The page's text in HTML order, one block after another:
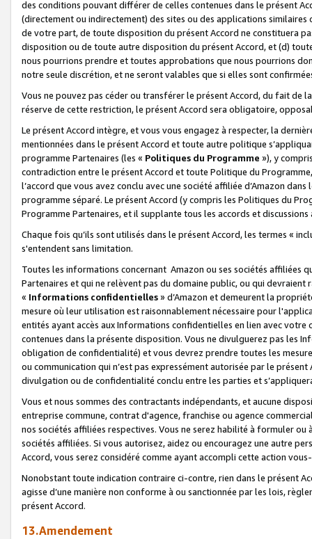
des conditions pouvant différer de celles contenues dans le présent
(directement ou indirectement) des sites ou des applications
de votre part, de toute disposition du présent Accord ne constituera
disposition ou de toute autre disposition du présent Accord, et (d)
nous pourrions prendre et toutes approbations que nous pourrions
notre seule discrétion, et ne seront valables que si elles sont
Vous ne pouvez pas céder ou transférer le présent Accord, du fait de
réserve de cette restriction, le présent Accord sera obligatoire,
Le présent Accord intègre, et vous vous engagez à respecter, la
mentionnées dans le présent Accord et toute autre politique
programme Partenaires (les « Politiques du Programme »), y
contradiction entre le présent Accord et toute Politique du
l’accord que vous avez conclu avec une société affiliée d’Amazon
programme séparé. Le présent Accord (y compris les Politiques du
Programme Partenaires, et il supplante tous les accords et discussions
Chaque fois qu’ils sont utilisés dans le présent Accord, les termes «
s'entendent sans limitation.
Toutes les informations concernant Amazon ou ses sociétés affiliées
Partenaires et qui ne relèvent pas du domaine public, ou qui
« Informations confidentielles» d’Amazon et demeurent la
mesure où leur utilisation est raisonnablement nécessaire pour
entités ayant accès aux Informations confidentielles en lien avec
contenues dans la présente disposition. Vous ne divulguerez pas les
obligation de confidentialité) et vous devrez prendre toutes les
ou communication qui n’est pas expressément autorisée par le
divulgation ou de confidentialité conclu entre les parties et
Vous et nous sommes des contractants indépendants, et aucune
entreprise commune, contrat d'agence, franchise ou agence
nos sociétés affiliées respectives. Vous ne serez habilité à formuler
sociétés affiliées. Si vous autorisez, aidez ou encouragez une autre
Accord, vous serez considéré comme ayant accompli cette action
Nonobstant toute indication contraire ci-contre, rien dans le présent
agisse d’une manière non conforme à ou sanctionnée par les lois,
présent Accord.
13.Amendement